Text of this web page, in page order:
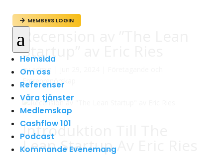
 MEMBERS LOGIN
a
Hemsida
Om oss
Referenser
Våra tjänster
Medlemskap
Cashflow 101
Podcast
Kommande Evenemang
Recension av ”The Lean
Startup” av Eric Ries
avadmin
Entreprenörskap
Introduktion Till The
Lean Startup Av Eric Ries